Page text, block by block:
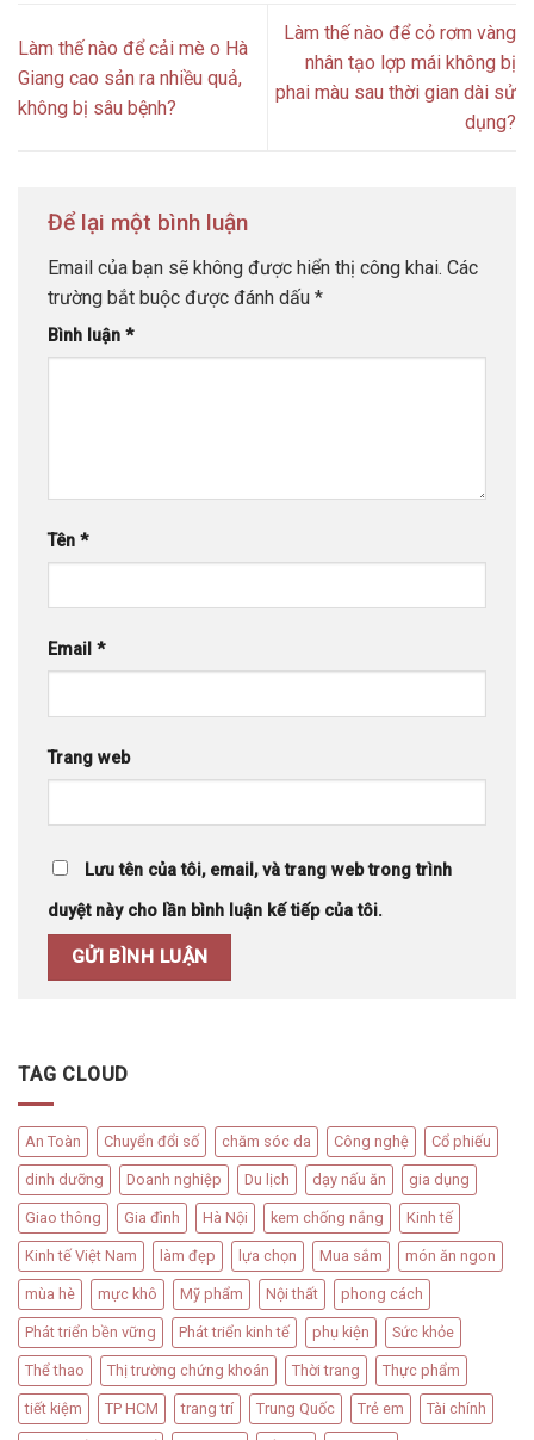
Làm thế nào để cải mè o Hà
Giang cao sản ra nhiều quả,
không bị sâu bệnh?
Làm thế nào để cỏ rơm vàng
nhân tạo lợp mái không bị
phai màu sau thời gian dài sử
dụng?
Để lại một bình luận
Email của bạn sẽ không được hiển thị công khai. Các
trường bắt buộc được đánh dấu *
Bình luận *
Tên *
Email *
Trang web
Lưu tên của tôi, email, và trang web trong trình
duyệt này cho lần bình luận kế tiếp của tôi.
TAG CLOUD
An Toàn Chuyển đổi số chăm sóc da Công nghệ Cổ phiếu
dinh dưỡng Doanh nghiệp Du lịch dạy nấu ăn gia dụng
Giao thông Gia đình Hà Nội kem chống nắng Kinh tế
Kinh tế Việt Nam làm đẹp lựa chọn Mua sắm món ăn ngon
mùa hè mực khô Mỹ phẩm Nội thất phong cách
Phát triển bền vững Phát triển kinh tế phụ kiện Sức khỏe
Thể thao Thị trường chứng khoán Thời trang Thực phẩm
tiết kiệm TP HCM trang trí Trung Quốc Trẻ em Tài chính